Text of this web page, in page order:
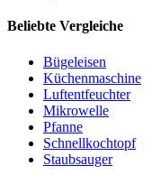
Beliebte Vergleiche
Bügeleisen
Küchenmaschine
Luftentfeuchter
Mikrowelle
Pfanne
Schnellkochtopf
Staubsauger